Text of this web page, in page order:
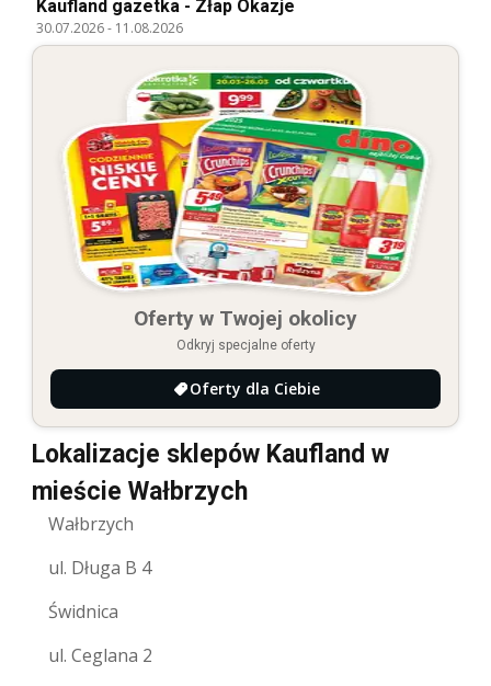
Kaufland gazetka - Złap Okazje
30.07.2026- 11.08.2026
Oferty w Twojej okolicy
Odkryj specjalne oferty
Oferty dla Ciebie
Lokalizacje sklepów Kaufland w
mieście Wałbrzych
Wałbrzych
ul. Długa B 4
Świdnica
ul. Ceglana 2